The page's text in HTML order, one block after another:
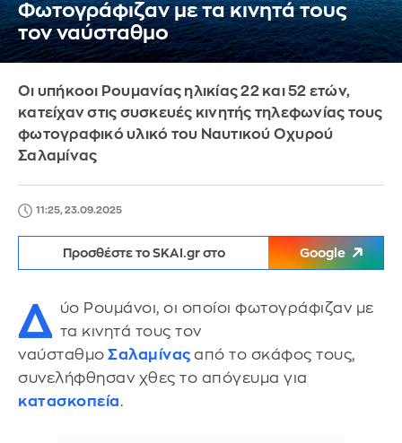
Φωτογράφιζαν με τα κινητά τους
τον ναύσταθμο
Οι υπήκοοι Ρουμανίας ηλικίας 22 και 52 ετών,
κατείχαν στις συσκευές κινητής τηλεφωνίας τους
φωτογραφικό υλικό του Ναυτικού Οχυρού
Σαλαμίνας
11:25, 23.09.2025
Προσθέστε το SKAI.gr στο Google
Δ ύο Ρουμάνοι, οι οποίοι φωτογράφιζαν με
τα κινητά τους τον
ναύσταθμο Σαλαμίνας από το σκάφος τους,
συνελήφθησαν χθες το απόγευμα για
κατασκοπεία.